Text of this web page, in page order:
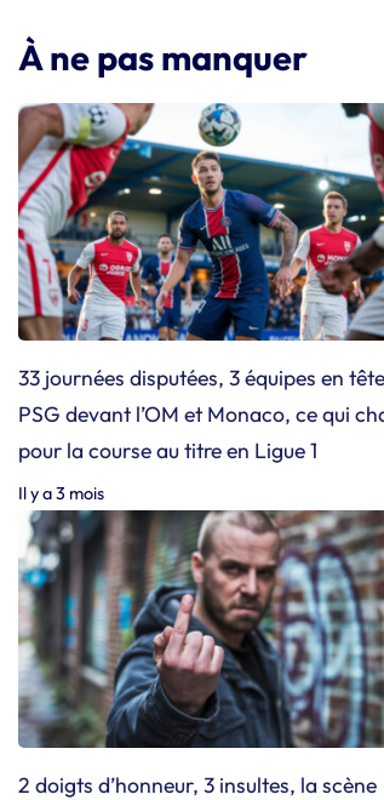
À ne pas manquer
33 journées disputées, 3 équipes en
PSG devant l’OM et Monaco, ce qui
pour la course au titre en Ligue 1
Il y a 3 mois
2 doigts d’honneur, 3 insultes, la scène